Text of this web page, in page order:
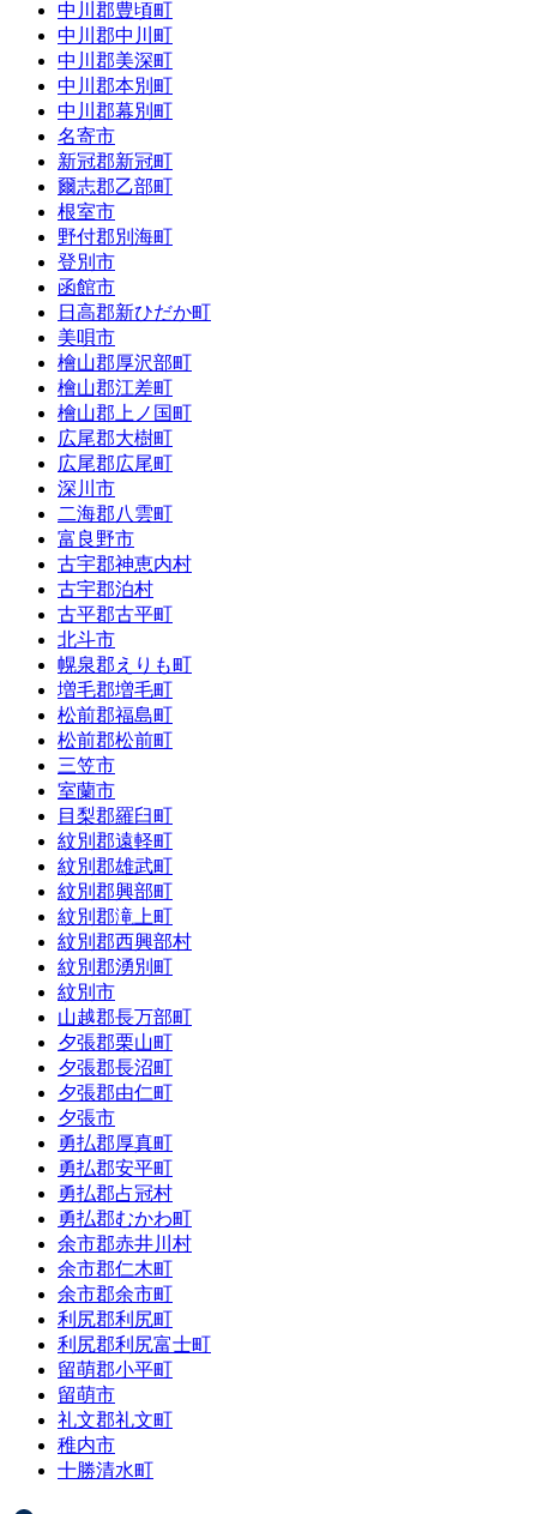
中川郡豊頃町
中川郡中川町
中川郡美深町
中川郡本別町
中川郡幕別町
名寄市
新冠郡新冠町
爾志郡乙部町
根室市
野付郡別海町
登別市
函館市
日高郡新ひだか町
美唄市
檜山郡厚沢部町
檜山郡江差町
檜山郡上ノ国町
広尾郡大樹町
広尾郡広尾町
深川市
二海郡八雲町
富良野市
古宇郡神恵内村
古宇郡泊村
古平郡古平町
北斗市
幌泉郡えりも町
増毛郡増毛町
松前郡福島町
松前郡松前町
三笠市
室蘭市
目梨郡羅臼町
紋別郡遠軽町
紋別郡雄武町
紋別郡興部町
紋別郡滝上町
紋別郡西興部村
紋別郡湧別町
紋別市
山越郡長万部町
夕張郡栗山町
夕張郡長沼町
夕張郡由仁町
夕張市
勇払郡厚真町
勇払郡安平町
勇払郡占冠村
勇払郡むかわ町
余市郡赤井川村
余市郡仁木町
余市郡余市町
利尻郡利尻町
利尻郡利尻富士町
留萌郡小平町
留萌市
礼文郡礼文町
稚内市
十勝清水町